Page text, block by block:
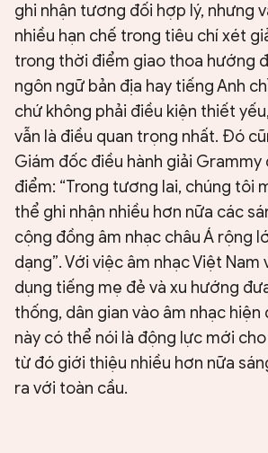
ghi nhận tương đối hợp lý, nhưng
nhiều hạn chế trong tiêu chí xét
trong thời điểm giao thoa hướng
ngôn ngữ bản địa hay tiếng Anh
chứ không phải điều kiện thiết
vẫn là điều quan trọng nhất. Đó
Giám đốc điều hành giải Grammy
điểm: “Trong tương lai, chúng tôi
thể ghi nhận nhiều hơn nữa các
cộng đồng âm nhạc châu Á rộng
dạng”. Với việc âm nhạc Việt Nam
dụng tiếng mẹ đẻ và xu hướng
thống, dân gian vào âm nhạc hiện
này có thể nói là động lực mới
từ đó giới thiệu nhiều hơn nữa
ra với toàn cầu.